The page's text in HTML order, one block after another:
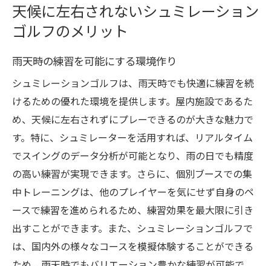
天候に左右されないシュミレーション
ゴルフのメリット
雨天時の練習を可能にする環境作り
シュミレーションゴルフは、雨天時でも快適に練習を続
けるための優れた環境を提供します。屋内施設であるた
め、天候に左右されずにプレーできるのが大きな魅力で
す。特に、シュミレーターを活用すれば、リアルタイム
でスイングのデータ分析が可能となり、雨の日でも精度
の高い練習が実現できます。さらに、個別ブースでの集
中トレーニングは、他のプレイヤーを気にせず自身のペ
ースで練習を進められるため、練習効果を最大限に引き
出すことができます。また、シュミレーションゴルフで
は、国内外の様々なコースを模擬体験することができる